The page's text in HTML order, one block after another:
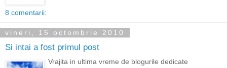
8 comentarii:
vineri, 15 octombrie 2010
Si intai a fost primul post
Vrajita in ultima vreme de blogurile dedicate